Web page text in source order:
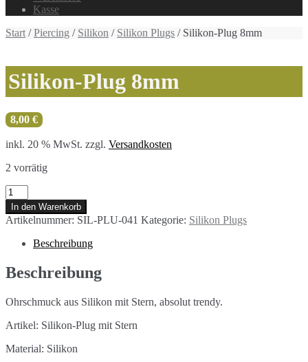
Kasse
Start /Piercing / Silikon / Silikon Plugs / Silikon-Plug 8mm
Silikon-Plug 8mm
8,00 €
inkl. 20 % MwSt. zzgl. Versandkosten
2 vorrätig
Silikon-
Plug
8mm
Menge
In den Warenkorb
Artikelnummer: SIL-PLU-041 Kategorie: Silikon Plugs
Beschreibung
Beschreibung
Ohrschmuck aus Silikon mit Stern, absolut trendy.
Artikel: Silikon-Plug mit Stern
Material: Silikon